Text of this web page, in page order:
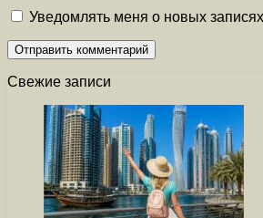
Уведомлять меня о новых
Свежие записи